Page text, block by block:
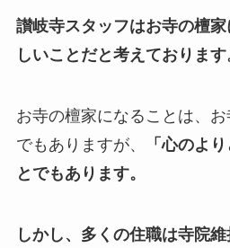
讃岐寺スタッフはお寺の檀
しいことだと考えております
お寺の檀家になることは、
でもありますが、
「心のよ
とでもあります。
しかし、多くの住職は寺院